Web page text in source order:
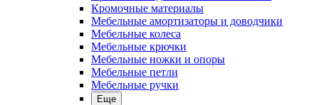
Кромочные материалы
Мебельные амортизаторы и доводчики
Мебельные колеса
Мебельные крючки
Мебельные ножки и опоры
Мебельные петли
Мебельные ручки
Еще